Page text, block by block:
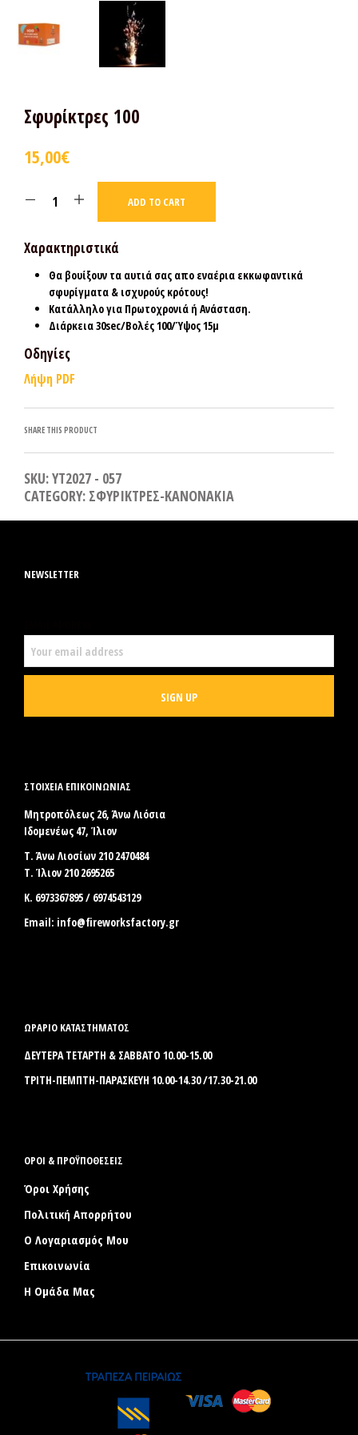
Σφυρίκτρες 100
15,00€
ADD TO CART
Χαρακτηριστικά
Θα βουίξουν τα αυτιά σας απο εναέρια εκκωφαντικά
σφυρίγματα & ισχυρούς κρότους!
Κατάλληλο για Πρωτοχρονιά ή Ανάσταση.
Διάρκεια 30sec/Βολές 100/Ύψος 15μ
Οδηγίες
Λήψη PDF
SHARE THIS PRODUCT
SKU:YT2027 - 057
CATEGORY: ΣΦΥΡΙΚΤΡΕΣ-ΚΑΝΟΝΑΚΙΑ
NEWSLETTER
ΣΤΟΙΧΕΊΑ ΕΠΙΚΟΙΝΩΝΊΑΣ
Μητροπόλεως 26, Άνω Λιόσια
Ιδομενέως 47, Ίλιον
Τ. Άνω Λιοσίων 210 2470484
Τ. Ίλιον 210 2695265
Κ. 6973367895 / 6974543129
Email: info@fireworksfactory.gr
ΩΡΑΡΙΟ ΚΑΤΑΣΤΗΜΑΤΟΣ
ΔΕΥΤΕΡΑ ΤΕΤΑΡΤΗ & ΣΑΒΒΑΤΟ 10.00-15.00
ΤΡΙΤΗ-ΠΕΜΠΤΗ-ΠΑΡΑΣΚΕΥΗ 10.00-14.30 /17.30-21.00
ΟΡΟΙ & ΠΡΟΫΠΟΘΕΣΕΙΣ
Όροι Χρήσης
Πολιτική Απορρήτου
Ο Λογαριασμός Μου
Επικοινωνία
Η Ομάδα Μας